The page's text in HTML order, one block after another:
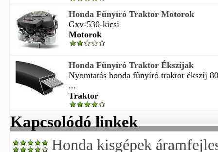
Honda Fűnyíró Traktor Motorok
Gxv-530-kicsi
Motorok
Honda Fűnyíró Traktor Ékszíjak
Nyomtatás honda fűnyíró traktor ékszíj
...
Traktor
Kapcsolódó linkek
Honda kisgépek